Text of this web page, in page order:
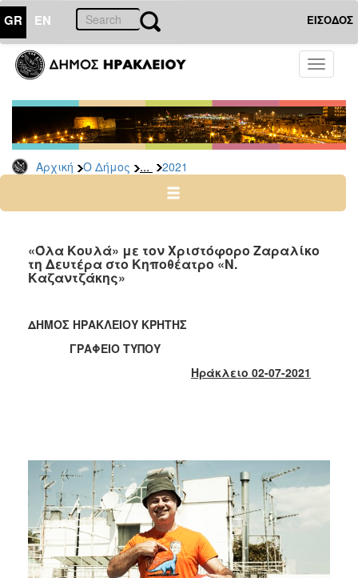
GR EN ΕΙΣΟΔΟΣ
Toggle
Αρχική Ο Δήμος ... 2021
ΔΗΜΟΣ
Δελτία
Τύπου
Αρχείο
2026
2024
2022
2021
2013
2012
2011
2010
2006
«Όλα Κουλά» με τον Χριστόφορο Ζαραλίκο
τη Δευτέρα στο Κηποθέατρο «Ν.
Καζαντζάκης»
ΔΗΜΟΣ ΗΡΑΚΛΕΙΟΥ ΚΡΗΤΗΣ
ΓΡΑΦΕΙΟ ΤΥΠΟΥ
Ηράκλειο 02-07-2021